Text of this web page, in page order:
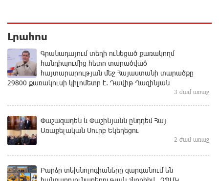
Լրահոս
Գրանադայում տեղի ունեցած քառակողմ
հանդիպումից հետո տարածված
հայտարարության մեջ Հայաստանի տարածքը
29800 քառակուսի կիլոմետր է. Դավիթ Ղազինյան
3 ժամ առաջ
Փաշազադեն և Փաշինյանն ընդդեմ Հայ
Առաքելական Սուրբ Եկեղեցու
2 ժամ առաջ
Բարձր տեխնոլոգիաները զարգանում են